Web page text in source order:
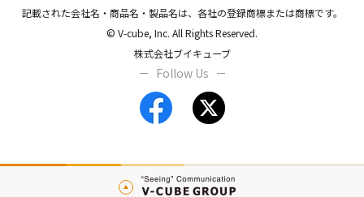
記載された会社名・商品名・製品名は、各社の登録商標または商標です。
© V-cube, Inc. All Rights Reserved.
株式会社ブイキューブ
Follow Us